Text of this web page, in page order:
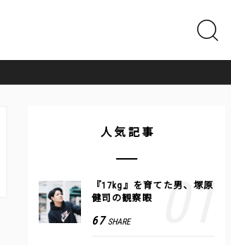
人気記事
『17kg』を育てた男、塚原
健司の観察眼
67 SHARE